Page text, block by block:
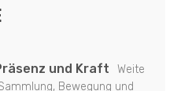
und Kraft
Weite
Bewegung und